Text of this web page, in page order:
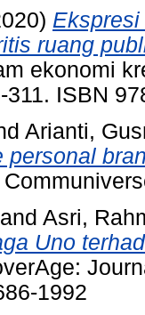
ruang
ekonomi
ISBN
Arianti,
personal
and Asri,
Uno
1992